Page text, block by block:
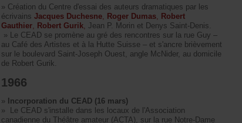
»CréationduCentred'essaidesauteursdramatiquesparles
écrivains JacquesDuchesne, RogerDumas, Robert
Gauthier, RobertGurik, JeanP.MorinetDenysSaint-Denis.
»LeCEADsepromèneaugrédesrencontressurlarueGuy–
auCafédesArtistesetàlaHutteSuisse–ets'ancrebrièvement
surleboulevardSaint-JosephOuest,angleMcNider,audomicile
deRobertGurik.
1966
» IncorporationduCEAD(16mars)
»LeCEADs'installedansleslocauxdel'Association
canadienneduThéâtreamateur(ACTA),surlarueNotre-Dame